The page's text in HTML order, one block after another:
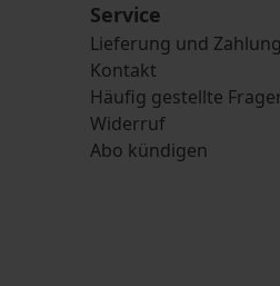
Service
Lieferung und Zahlung
Kontakt
Häufig gestellte
Widerruf
Abo kündigen